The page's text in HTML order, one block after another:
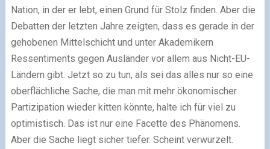
Nation, in der er lebt, einen Grund für Stolz finden. Aber die
Debatten der letzten Jahre zeigten, dass es gerade in der
gehobenen Mittelschicht und unter Akademikern
Ressentiments gegen Ausländer vor allem aus Nicht-EU-
Ländern gibt. Jetzt so zu tun, als sei das alles nur so eine
oberflächliche Sache, die man mit mehr ökonomischer
Partizipation wieder kitten könnte, halte ich für viel zu
optimistisch. Das ist nur eine Facette des Phänomens.
Aber die Sache liegt sicher tiefer. Scheint verwurzelt.